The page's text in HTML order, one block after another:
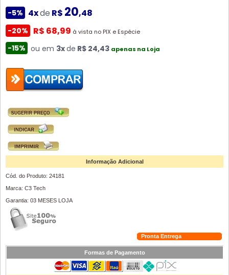
-5% 4xde R$ 20,48
-20% R$ 68,99 à vista no PIX e Espécie
-15% ou em 3xde R$ 24,43 apenas na Loja
Informação Adicional
Cód. do Produto: 24181
Marca: C3 Tech
Garantia: 03 MESES LOJA
Pronta Entrega
Formas de Pagamento